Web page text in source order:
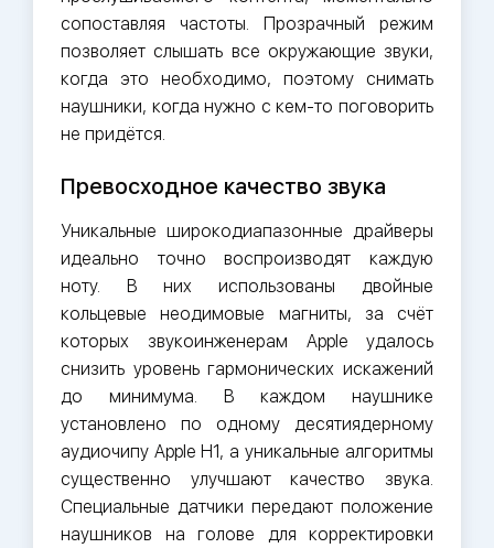
сопоставляя частоты. Прозрачный режим
позволяет слышать все окружающие звуки,
когда это необходимо, поэтому снимать
наушники, когда нужно с кем-то поговорить
не придётся.
Превосходное качество звука
Уникальные широкодиапазонные драйверы
идеально точно воспроизводят каждую
ноту. В них использованы двойные
кольцевые неодимовые магниты, за счёт
которых звукоинженерам Apple удалось
снизить уровень гармонических искажений
до минимума. В каждом наушнике
установлено по одному десятиядерному
аудиочипу Apple H1, а уникальные алгоритмы
существенно улучшают качество звука.
Специальные датчики передают положение
наушников на голове для корректировки